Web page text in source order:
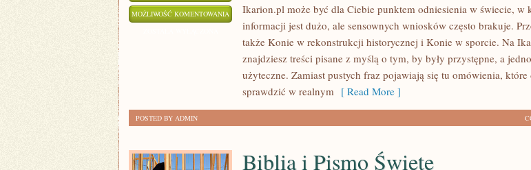
MOŻLIWOŚĆ KOMENTOWANIA STADNINY
OŚRODKI
JEŹDZIECKIE
Ikarion.pl może być dla Ciebie punktem odniesienia w świecie, w
informacji jest dużo, ale sensownych wniosków często brakuje.
także Konie w rekonstrukcji historycznej i Konie w sporcie. Na
znajdziesz treści pisane z myślą o tym, by były przystępne, a
użyteczne. Zamiast pustych fraz pojawiają się tu omówienia, które
sprawdzić w realnym [ Read More ]
POSTED BY ADMIN
Biblia i Pismo Święte